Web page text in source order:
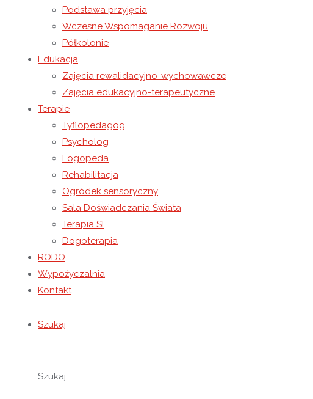
Podstawa przyjęcia
Wczesne Wspomaganie Rozwoju
Półkolonie
Edukacja
Zajęcia rewalidacyjno-wychowawcze
Zajęcia edukacyjno-terapeutyczne
Terapie
Tyflopedagog
Psycholog
Logopeda
Rehabilitacja
Ogródek sensoryczny
Sala Doświadczania Świata
Terapia SI
Dogoterapia
RODO
Wypożyczalnia
Kontakt
Szukaj
Szukaj:
23 listopada 2021 roku wybraliśmy się z wizytą do
W bibliotece przywitała nas Pani Edyta oraz… Kubuś
misiów, przedstawionych w literaturze.
Pani Edyta zapoznała nas z jednym z nich – ,,Proszę mnie
uświadomiliśmy sobie jak wielką rolę w życiu spełniają na
Z okazji Dnia Pluszowego Misia mieliśmy okazję ,,stworzyć”
Sesja zdjęciowa z Kubusiem Puchatkiem była wspaniałym
Serdecznie dziękujemy Pani Edycie za przygotowanie tego
Do zobaczenia niebawem!